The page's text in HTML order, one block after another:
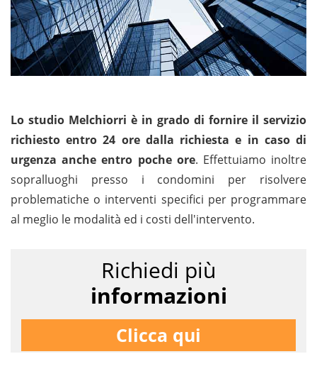
Lo studio Melchiorri è in grado di fornire il servizio
richiesto entro 24 ore dalla richiesta e in caso di
urgenza anche entro poche ore. Effettuiamo inoltre
sopralluoghi presso i condomini per risolvere
problematiche o interventi specifici per programmare
al meglio le modalità ed i costi dell'intervento.
Richiedi più
informazioni
Clicca qui